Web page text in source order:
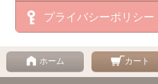
プライバシーポリシー
ホーム カート